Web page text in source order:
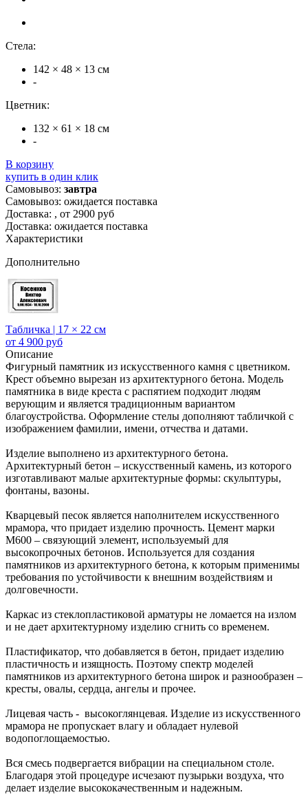
Стела:
142 × 48 × 13 см
-
Цветник:
132 × 61 × 18 см
-
В корзину
купить в один клик
Самовывоз: завтра
Самовывоз: ожидается поставка
Доставка: , от 2900 руб
Доставка: ожидается поставка
Характеристики
Дополнительно
Табличка | 17 × 22 см
от 4 900 руб
Описание
Фигурный памятник из искусственного камня с цветником.
Крест объемно вырезан из архитектурного бетона. Модель
памятника в виде креста с распятием подходит людям
верующим и является традиционным вариантом
благоустройства. Оформление стелы дополняют табличкой с
изображением фамилии, имени, отчества и датами.
Изделие выполнено из архитектурного бетона.
Архитектурный бетон – искусственный камень, из которого
изготавливают малые архитектурные формы: скульптуры,
фонтаны, вазоны.
Кварцевый песок является наполнителем искусственного
мрамора, что придает изделию прочность. Цемент марки
М600 – связующий элемент, используемый для
высокопрочных бетонов. Используется для создания
памятников из архитектурного бетона, к которым применимы
требования по устойчивости к внешним воздействиям и
долговечности.
Каркас из стеклопластиковой арматуры не ломается на излом
и не дает архитектурному изделию сгнить со временем.
Пластификатор, что добавляется в бетон, придает изделию
пластичность и изящность. Поэтому спектр моделей
памятников из архитектурного бетона широк и разнообразен –
кресты, овалы, сердца, ангелы и прочее.
Лицевая часть - высокоглянцевая. Изделие из искусственного
мрамора не пропускает влагу и обладает нулевой
водопоглощаемостью.
Вся смесь подвергается вибрации на специальном столе.
Благодаря этой процедуре исчезают пузырьки воздуха, что
делает изделие высококачественным и надежным.